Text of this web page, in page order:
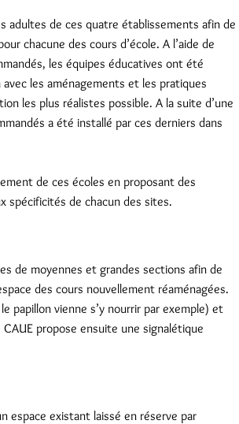
adultes de ces quatre établissements afin de
chacune des cours d’école. A l’aide de
les équipes éducatives ont été
les aménagements et les pratiques
les plus réalistes possible. A la suite d’une
a été installé par ces derniers dans
de ces écoles en proposant des
spécificités de chacun des sites.
de moyennes et grandes sections afin de
des cours nouvellement réaménagées.
papillon vienne s’y nourrir par exemple) et
propose ensuite une signalétique
espace existant laissé en réserve par